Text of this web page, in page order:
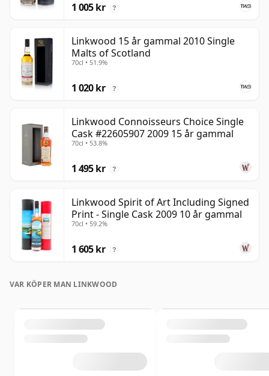
1 005 kr ?
Linkwood 15 år gammal 2010 Single
Malts of Scotland
70cl • 51.9%
1 020 kr ?
Linkwood Connoisseurs Choice Single
Cask #22605907 2009 15 år gammal
70cl • 53.8%
1 495 kr ?
Linkwood Spirit of Art Including Signed
Print - Single Cask 2009 10 år gammal
70cl • 59.2%
1 605 kr ?
VAR KÖPER MAN LINKWOOD